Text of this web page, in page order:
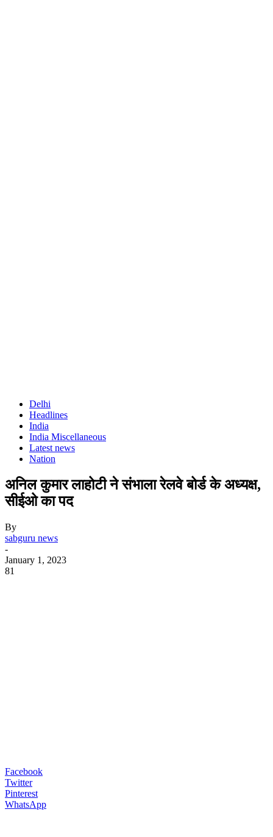
Delhi
Headlines
India
India Miscellaneous
Latest news
Nation
अनिल कुमार लाहोटी ने संभाला रेलवे बोर्ड के अध्यक्ष,
सीईओ का पद
By
sabguru news
-
January 1, 2023
81
Facebook
Twitter
Pinterest
WhatsApp